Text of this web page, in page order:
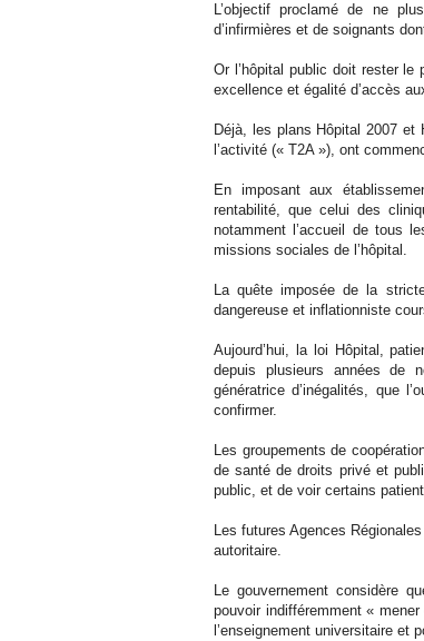
L’objectif proclamé de ne
d’infirmières et de soignants
Or l’hôpital public doit rester
excellence et égalité d’accès
Déjà, les plans Hôpital 2007
l’activité (« T2A »), ont
En imposant aux
rentabilité, que celui des
notamment l’accueil de tous
missions sociales de l’hôpital.
La quête imposée de la
dangereuse et inflationniste
Aujourd’hui, la loi Hôpital,
depuis plusieurs années de
génératrice d’inégalités, que
confirmer.
Les groupements de
de santé de droits privé et
public, et de voir certains
Les futures Agences
autoritaire.
Le gouvernement considère
pouvoir indifféremment «
l’enseignement universitaire et